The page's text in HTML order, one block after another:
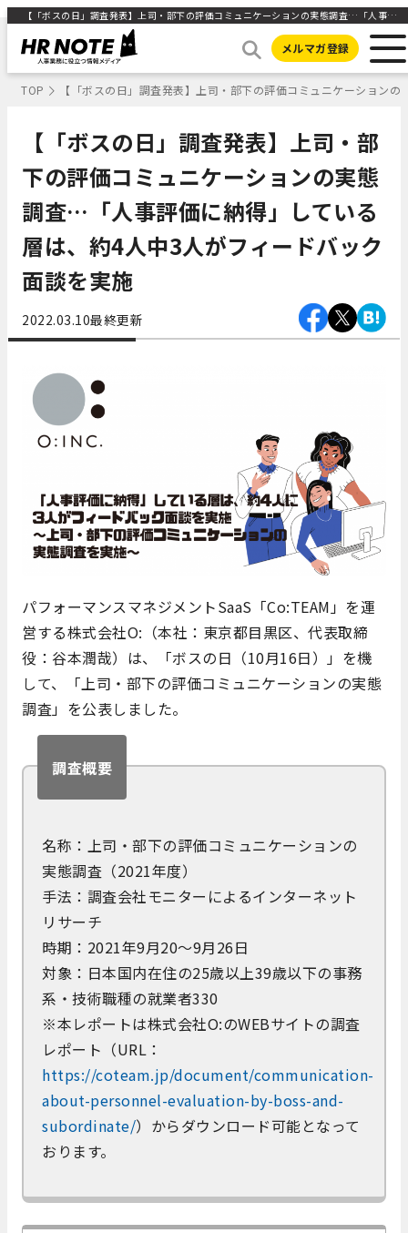
【「ボスの日」調査発表】上司・部下の評価コミュニケーションの実態調査…「人事評価に納得」している層は、約4人中3人がフィードバック面談を実施 ｜HR NOTE
メルマガ登録
TOP 【「ボスの日」調査発表】上司・部下の評価コミュニケーション
【「ボスの日」調査発表】上司・部
下の評価コミュニケーションの実態
調査…「人事評価に納得」している
層は、約4人中3人がフィードバック
面談を実施
2022.03.10最終更新
パフォーマンスマネジメントSaaS「Co:TEAM」を運
営する株式会社O:（本社：東京都目黒区、代表取締
役：谷本潤哉）は、「ボスの日（10月16日）」を機
して、「上司・部下の評価コミュニケーションの実態
調査」を公表しました。
調査概要
名称：上司・部下の評価コミュニケーションの
実態調査（2021年度）
手法：調査会社モニターによるインターネット
リサーチ
時期：2021年9月20～9月26日
対象：日本国内在住の25歳以上39歳以下の事務
系・技術職種の就業者330
※本レポートは株式会社O:のWEBサイトの調査
レポート（URL：
https://coteam.jp/document/communication-
about-personnel-evaluation-by-boss-and-
subordinate/）からダウンロード可能となって
おります。